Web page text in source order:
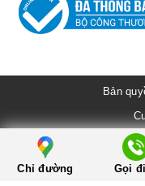
Bản
Chỉ đường Gọi